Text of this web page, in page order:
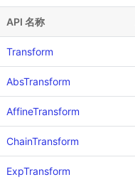
API 名称
Transform
AbsTransform
AffineTransform
ChainTransform
ExpTransform